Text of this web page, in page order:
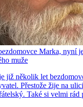
Marka, nyní
muže
již několik let
Přestože žije na
Také si velmi rád